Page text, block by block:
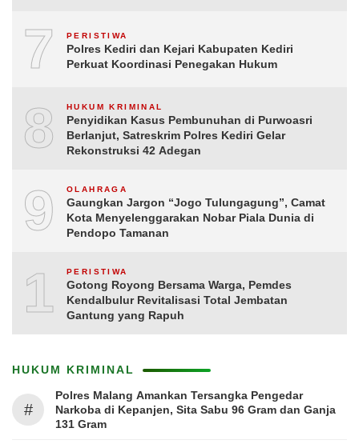
7 PERISTIWA
Polres Kediri dan Kejari Kabupaten Kediri
Perkuat Koordinasi Penegakan Hukum
8 HUKUM KRIMINAL
Penyidikan Kasus Pembunuhan di Purwoasri
Berlanjut, Satreskrim Polres Kediri Gelar
Rekonstruksi 42 Adegan
9 OLAHRAGA
Gaungkan Jargon “Jogo Tulungagung”, Camat
Kota Menyelenggarakan Nobar Piala Dunia di
Pendopo Tamanan
10PERISTIWA
Gotong Royong Bersama Warga, Pemdes
Kendalbulur Revitalisasi Total Jembatan
Gantung yang Rapuh
HUKUM KRIMINAL
#
Polres Malang Amankan Tersangka Pengedar
Narkoba di Kepanjen, Sita Sabu 96 Gram dan Ganja
131 Gram